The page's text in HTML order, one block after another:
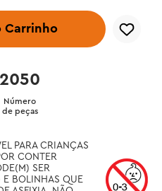
Carrinho
2050
Número
de peças
PARA CRIANÇAS
CONTER
SER
E BOLINHAS QUE